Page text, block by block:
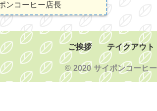
ンコーヒー店長
ご挨拶 テイクアウト
© 2020 サイポンコーヒー